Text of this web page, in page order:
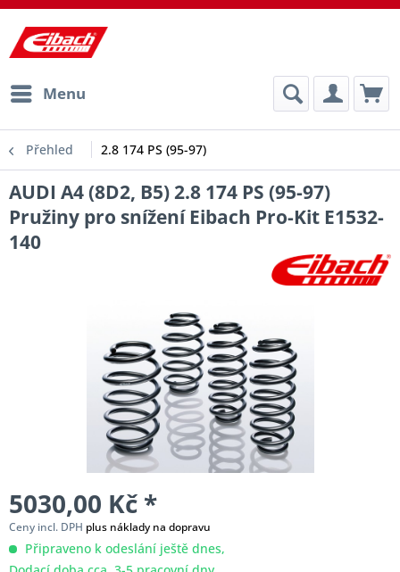
Menu
Přehled 2.8 174 PS (95-97)
AUDI A4 (8D2, B5) 2.8 174 PS (95-97)
Pružiny pro snížení Eibach Pro-Kit E1532-
140
5030,00 Kč *
Ceny incl. DPH plus náklady na dopravu
Připraveno k odeslání ještě dnes,